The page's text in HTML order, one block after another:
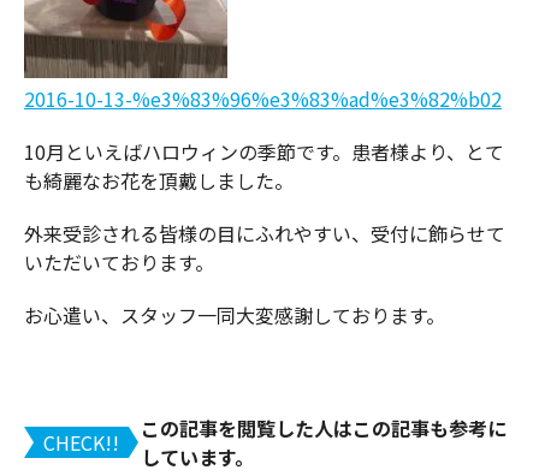
2016-10-13-%e3%83%96%e3%83%ad%e3%82%b02
10月といえばハロウィンの季節です。患者様より、とて
も綺麗なお花を頂戴しました。
外来受診される皆様の目にふれやすい、受付に飾らせて
いただいております。
お心遣い、スタッフ一同大変感謝しております。
CHECK!!
この記事を閲覧した人はこの記事も参考に
しています。